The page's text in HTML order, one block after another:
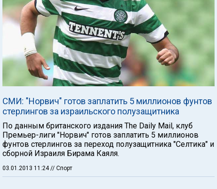
СМИ: "Норвич" готов заплатить 5 миллионов фунтов
стерлингов за израильского полузащитника
По данным британского издания The Daily Mail, клуб
Премьер-лиги "Норвич" готов заплатить 5 миллионов
фунтов стерлингов за переход полузащитника "Селтика" и
сборной Израиля Бирама Каяля.
03.01.2013 11:24// Спорт